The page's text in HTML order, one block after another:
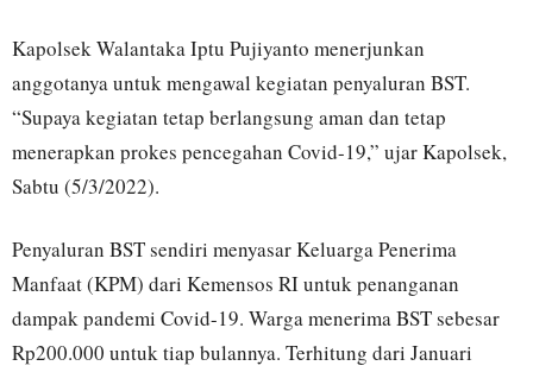
Kapolsek Walantaka Iptu Pujiyanto menerjunkan
anggotanya untuk mengawal kegiatan penyaluran BST.
“Supaya kegiatan tetap berlangsung aman dan tetap
menerapkan prokes pencegahan Covid-19,” ujar Kapolsek,
Sabtu (5/3/2022).
Penyaluran BST sendiri menyasar Keluarga Penerima
Manfaat (KPM) dari Kemensos RI untuk penanganan
dampak pandemi Covid-19. Warga menerima BST sebesar
Rp200.000 untuk tiap bulannya. Terhitung dari Januari